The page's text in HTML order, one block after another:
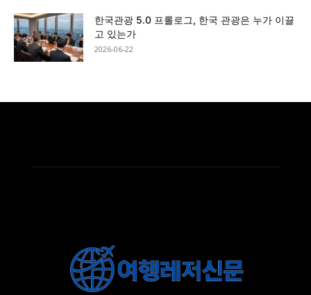
한국관광 5.0 프롤로그, 한국 관광은 누가 이끌
고 있는가
2026-06-22